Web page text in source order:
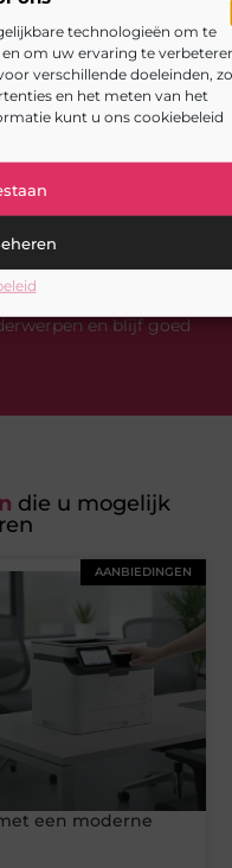
technologieën om te
om uw ervaring te
verschillende doeleinden,
en het meten van het
kunt u ons cookiebeleid
doorgenomen?
verhalen die wij
aan je
en blijf goed
die u mogelijk
AANBIEDINGEN
een moderne